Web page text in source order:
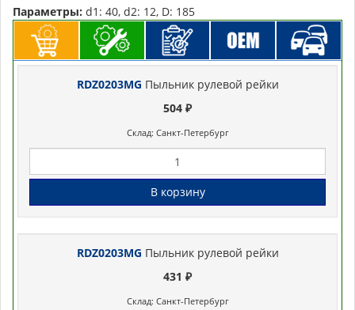
Параметры: d1: 40, d2: 12, D: 185
RDZ0203MG Пыльник рулевой рейки
504 ₽
Склад: Санкт-Петербург
В корзину
RDZ0203MG Пыльник рулевой рейки
431 ₽
Склад: Санкт-Петербург